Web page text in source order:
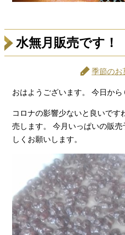
水無月販売です！
季節のお
おはようございます。 今日から
コロナの影響少ないと良いです
売します。 今月いっぱいの販
しくお願いします。